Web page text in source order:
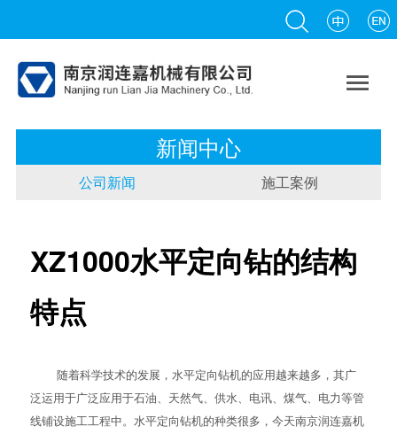

新闻中心
公司新闻 施工案例
XZ1000水平定向钻的结构
特点
随着科学技术的发展，水平定向钻机的应用越来越多，其广
泛运用于广泛应用于石油、天然气、供水、电讯、煤气、电力等管
线铺设施工工程中。水平定向钻机的种类很多，今天南京润连嘉机